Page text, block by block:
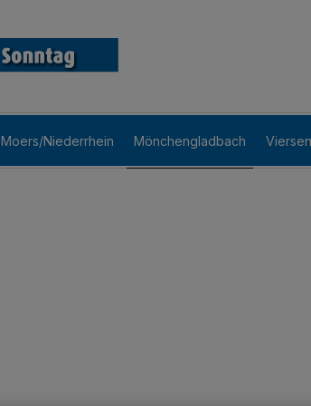
Moers/Niederrhein Mönchengladbach Viersen